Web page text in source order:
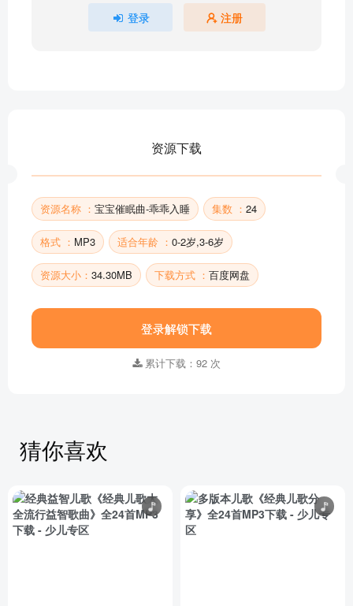
催眠曲 - 月儿明 风儿静
登录 注册
资源下载
资源名称 ： 宝宝催眠曲-乖乖入睡 集数 ： 24
格式 ： MP3 适合年龄 ： 0-2岁,3-6岁
资源大小： 34.30MB 下载方式 ： 百度网盘
登录解锁下载
累计下载：92 次
猜你喜欢